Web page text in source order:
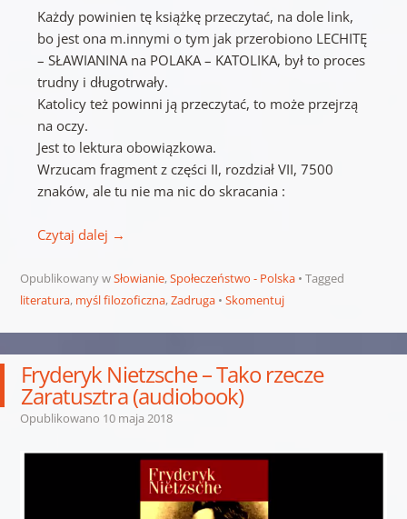
Każdy powinien tę książkę przeczytać, na dole link,
bo jest ona m.innymi o tym jak przerobiono LECHITĘ
– SŁAWIANINA na POLAKA – KATOLIKA, był to proces
trudny i długotrwały.
Katolicy też powinni ją przeczytać, to może przejrzą
na oczy.
Jest to lektura obowiązkowa.
Wrzucam fragment z części II, rozdział VII, 7500
znaków, ale tu nie ma nic do skracania :
Czytaj dalej →
Opublikowany wSłowianie,Społeczeństwo - Polska
Tagged
literatura, myśl filozoficzna,Zadruga Skomentuj
Fryderyk Nietzsche – Tako rzecze
Zaratusztra (audiobook)
Opublikowano 10 maja 2018